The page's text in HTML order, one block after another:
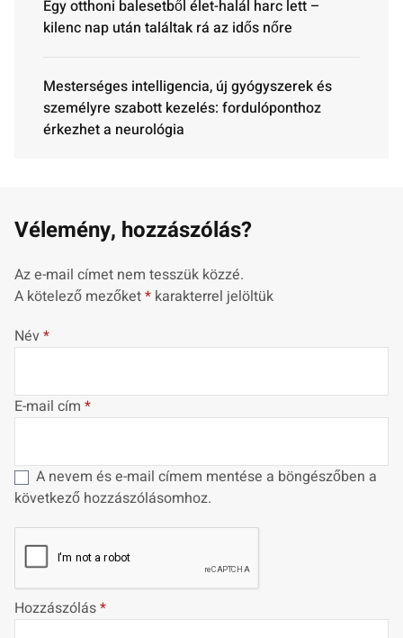
Egy otthoni balesetből élet-halál harc lett –
kilenc nap után találtak rá az idős nőre
Mesterséges intelligencia, új gyógyszerek és
személyre szabott kezelés: fordulóponthoz
érkezhet a neurológia
Vélemény, hozzászólás?
Az e-mail címet nem tesszük közzé.
A kötelező mezőket* karakterrel jelöltük
Név*
E-mail cím *
A nevem és e-mail címem mentése a böngészőben a
következő hozzászólásomhoz.
Hozzászólás*